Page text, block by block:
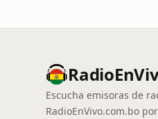
Escucha emisoras de
RadioEnVivo.com.bo